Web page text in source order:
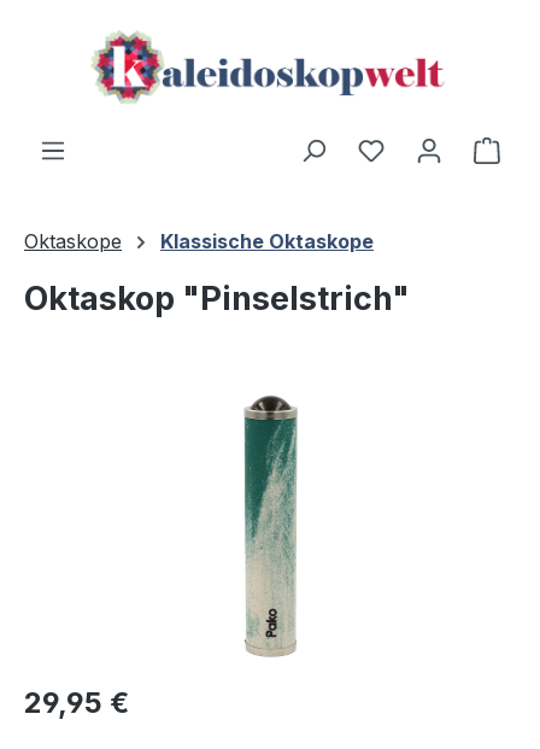
Zum Hauptinhalt springen
Oktaskope Klassische Oktaskope
Oktaskop "Pinselstrich"
Bildergalerie überspringen
Regulärer Preis:
29,95 €